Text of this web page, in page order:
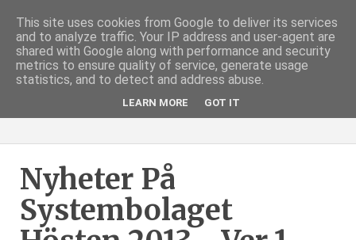
Nyheter På
Systembolaget
This site uses cookies from Google to deliver its services
and to analyze traffic. Your IP address and user-agent are
shared with Google along with performance and security
metrics to ensure quality of service, generate usage
statistics, and to detect and address abuse.
LEARN MORE GOT IT